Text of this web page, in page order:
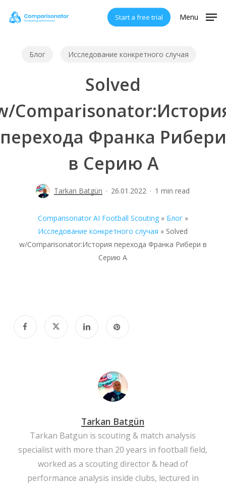
Start a free trial Menu
Блог Исследование конкретного случая
Solved
перехода Франка Рибери
в Серию А
Tarkan Batgün 26.01.2022 1 min read
Comparisonator AI Football Scouting» Блог»
Исследование конкретного случая » Solved
w/Comparisonator:История перехода Франка Рибери в
Серию А
Tarkan Batgün
Tarkan Batgun is scouting & match analysis
specialist with more than 20 years in football field,
worked as a scouting director & head of
performance analysis inside clubs, lectured in